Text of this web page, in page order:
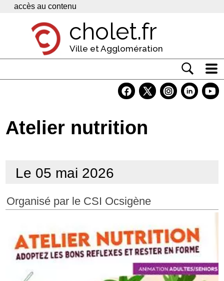
Panneau de gestion des cookies
accès au contenu
cholet.fr
Ville et Agglomération
Economie
Contacts
Atelier nutrition
Le 05 mai 2026
Organisé par le CSI Ocsigène